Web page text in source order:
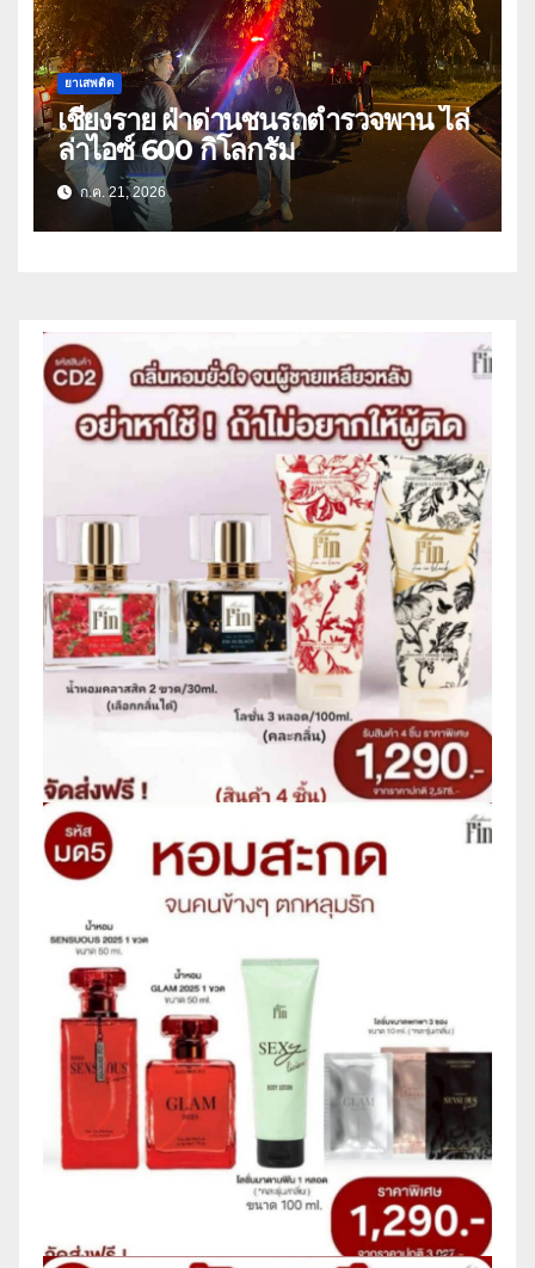
ยาเสพติด
เชียงราย ฝ่าด่านชนรถตำรวจพาน ไล่
ล่าไอซ์ 600 กิโลกรัม
ก.ค. 21, 2026